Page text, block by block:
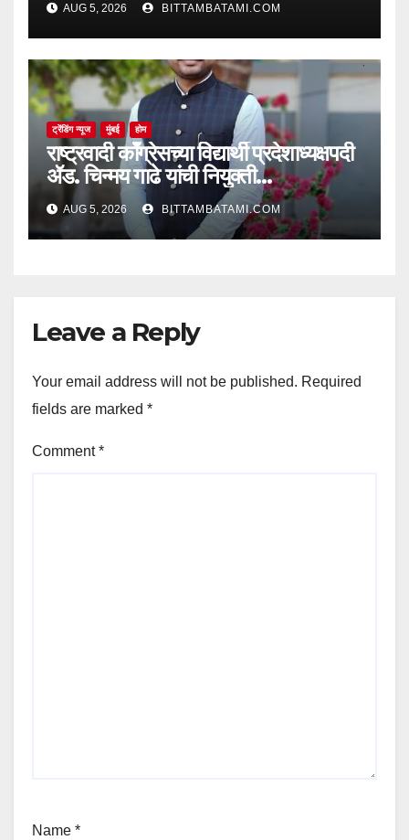
AUG 5, 2026 BITTAMBATAMI.COM
ट्रेंडिंग न्यूज मुंबई होम
राष्ट्रवादी काँग्रेसच्या विद्यार्थी प्रदेशाध्यक्षपदी
ॲड. चिन्मय गाढे यांची नियुक्ती…
AUG 5, 2026 BITTAMBATAMI.COM
Leave a Reply
Your email address will not be published. Required
fields are marked *
Comment*
Name *